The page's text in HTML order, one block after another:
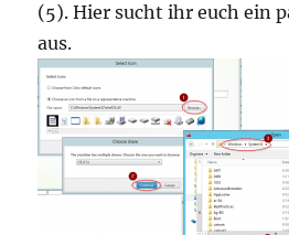
(5). Hier sucht ihr euch ein
aus.